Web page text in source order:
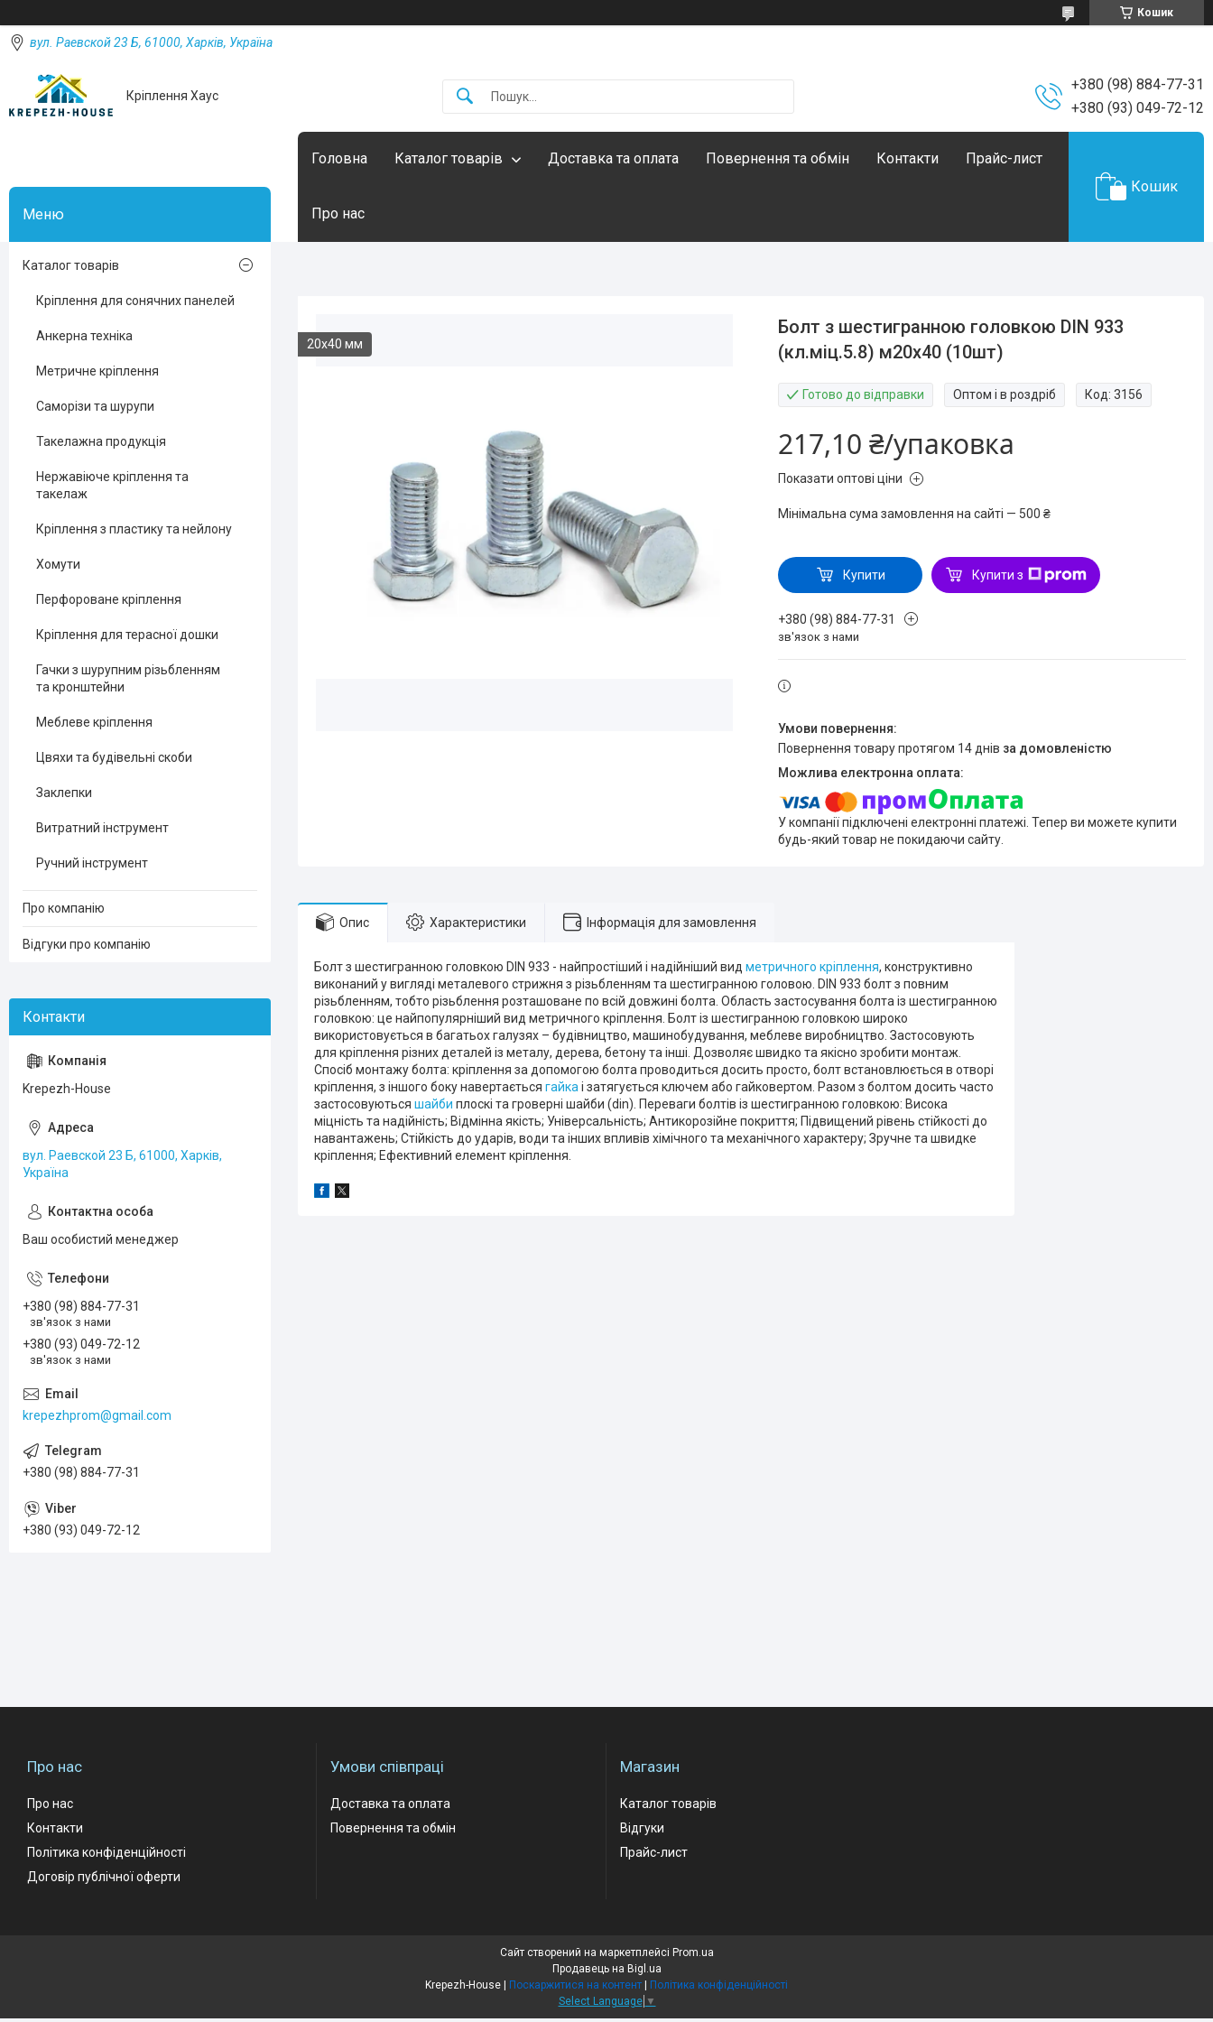
Кошик
вул. Раевской 23 Б, 61000, Харків, Україна
Кріплення Хаус
+380 (98) 884-77-31
+380 (93) 049-72-12
Головна Каталог товарів Доставка та оплата Повернення та обмін Контакти Прайс-лист
Про нас
Кошик
20х40 мм
Болт з шестигранною головкою DIN 933
(кл.міц.5.8) м20х40 (10шт)
Готово до відправки Оптом і в роздріб Код:3156
217,10 ₴/упаковка
Показати оптові ціни
Мінімальна сума замовлення на сайті — 500 ₴
Купити Купити з
+380 (98) 884-77-31
зв'язок з нами
повернення товару протягом 14 днів за домовленістю
У компанії підключені електронні платежі. Тепер ви можете купити
будь-який товар не покидаючи сайту.
Опис Характеристики Інформація для замовлення
Болт з шестигранною головкою DIN 933 - найпростіший і надійніший вид метричного кріплення, конструктивно
виконаний у вигляді металевого стрижня з різьбленням та шестигранною головою. DIN 933 болт з повним
різьбленням, тобто різьблення розташоване по всій довжині болта. Область застосування болта із шестигранною
головкою: це найпопулярніший вид метричного кріплення. Болт із шестигранною головкою широко
використовується в багатьох галузях – будівництво, машинобудування, меблеве виробництво. Застосовують
для кріплення різних деталей із металу, дерева, бетону та інші. Дозволяє швидко та якісно зробити монтаж.
Спосіб монтажу болта: кріплення за допомогою болта проводиться досить просто, болт встановлюється в отворі
кріплення, з іншого боку навертається гайкаі затягується ключем або гайковертом. Разом з болтом досить часто
застосовуються шайби плоскі та гроверні шайби (din). Переваги болтів із шестигранною головкою: Висока
міцність та надійність; Відмінна якість; Універсальність; Антикорозійне покриття; Підвищений рівень стійкості до
навантажень; Стійкість до ударів, води та інших впливів хімічного та механічного характеру; Зручне та швидке
кріплення; Ефективний елемент кріплення.
Каталог товарів
Кріплення для сонячних панелей
Анкерна техніка
Метричне кріплення
Саморізи та шурупи
Такелажна продукція
Нержавіюче кріплення та
такелаж
Кріплення з пластику та нейлону
Хомути
Перфороване кріплення
Кріплення для терасної дошки
Гачки з шурупним різьбленням
та кронштейни
Меблеве кріплення
Цвяхи та будівельні скоби
Заклепки
Витратний інструмент
Ручний інструмент
Про компанію
Відгуки про компанію
Krepezh-House
вул. Раевской 23 Б, 61000, Харків,
Україна
Ваш особистий менеджер
+380 (98) 884-77-31
зв'язок з нами
+380 (93) 049-72-12
зв'язок з нами
krepezhprom@gmail.com
+380 (98) 884-77-31
+380 (93) 049-72-12
Про нас
Про нас
Контакти
Політика конфіденційності
Договір публічної оферти
Умови співпраці
Доставка та оплата
Повернення та обмін
Магазин
Каталог товарів
Відгуки
Прайс-лист
Сайт створений на маркетплейсі Prom.ua
Продавець на Bigl.ua
Krepezh-House | Поскаржитися на контент | Політика конфіденційності
Select Language ▼